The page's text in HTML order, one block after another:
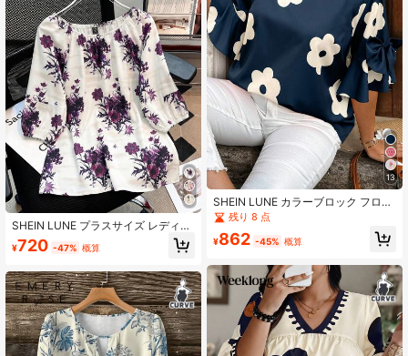
SHEIN LUNE プラスサイズ レディー
ス 3/4袖 ラウンドネック フローラル
プリントブラウス、デート・バケー
イト
¥720 -47% 概算
13
SHEIN LUNE カラーブロック フロー
ラルプリント ラウンドネック 半袖シ
ャツ (プラスサイズ)
残り 8 点
¥862 -45% 概算